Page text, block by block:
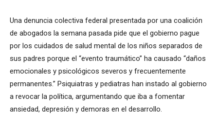
Una denuncia colectiva federal presentada por una coalición
de abogados la semana pasada pide que el gobierno pague
por los cuidados de salud mental de los niños separados de
sus padres porque el “evento traumático” ha causado “daños
emocionales y psicológicos severos y frecuentemente
permanentes.” Psiquiatras y pediatras han instado al gobierno
a revocar la política, argumentando que iba a fomentar
ansiedad, depresión y demoras en el desarrollo.